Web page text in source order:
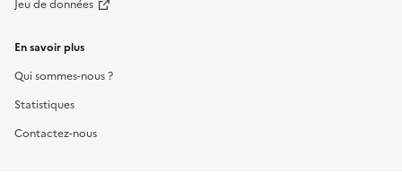
Jeu de données
En savoir plus
Qui sommes-nous ?
Statistiques
Contactez-nous